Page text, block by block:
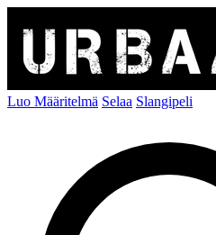
Luo Määritelmä Selaa Slangipeli